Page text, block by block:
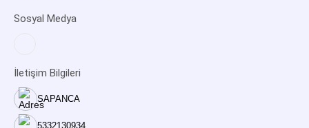
Sosyal Medya
İletişim Bilgileri
SAPANCA
5332130934